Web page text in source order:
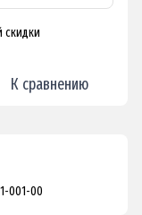
скидки
К сравнению
001-00